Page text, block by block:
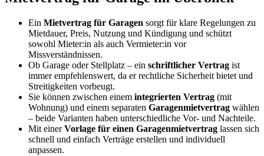
Ein Mietvertrag für Garagen sorgt für klare Regelungen zu
Mietdauer, Preis, Nutzung und Kündigung und schützt
sowohl Mieter:in als auch Vermieter:in vor
Missverständnissen.
Ob Garage oder Stellplatz – ein schriftlicher Vertrag ist
immer empfehlenswert, da er rechtliche Sicherheit bietet und
Streitigkeiten vorbeugt.
Sie können zwischen einem integrierten Vertrag (mit
Wohnung) und einem separaten Garagenmietvertrag wählen
– beide Varianten haben unterschiedliche Vor- und Nachteile.
Mit einerVorlage für einen Garagenmietvertrag lassen sich
schnell und einfach Verträge erstellen und individuell
anpassen.